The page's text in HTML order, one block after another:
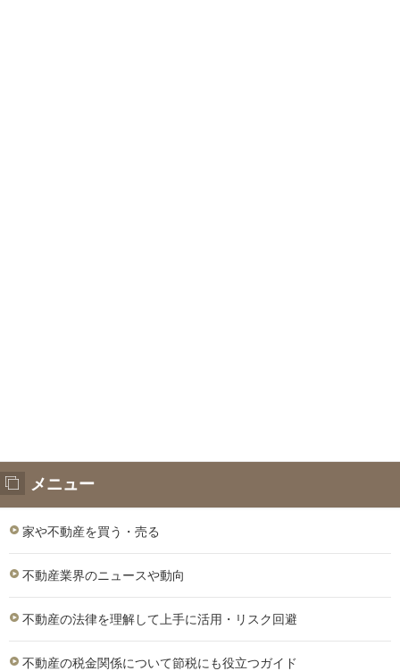
メニュー
家や不動産を買う・売る
不動産業界のニュースや動向
不動産の法律を理解して上手に活用・リスク回避
不動産の税金関係について節税にも役立つガイド